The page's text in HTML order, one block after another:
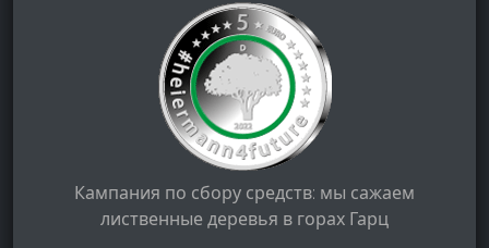
Кампания по сбору средств: мы сажаем
лиственные деревья в горах Гарц